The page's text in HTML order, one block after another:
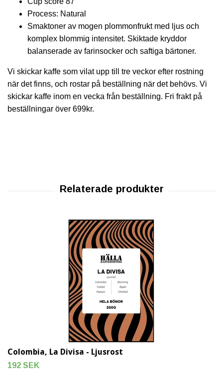
Process: Natural
Smaktoner av mogen plommonfrukt med ljus och
komplex blommig intensitet. Skiktade kryddor
balanserade av farinsocker och saftiga bärtoner.
Vi skickar kaffe som vilat upp till tre veckor efter rostning
när det finns, och rostar på beställning när det behövs. Vi
skickar kaffe inom en vecka från beställning. Fri frakt på
beställningar över 699kr.
Colombia, La Divisa - Ljusrost
192 SEK